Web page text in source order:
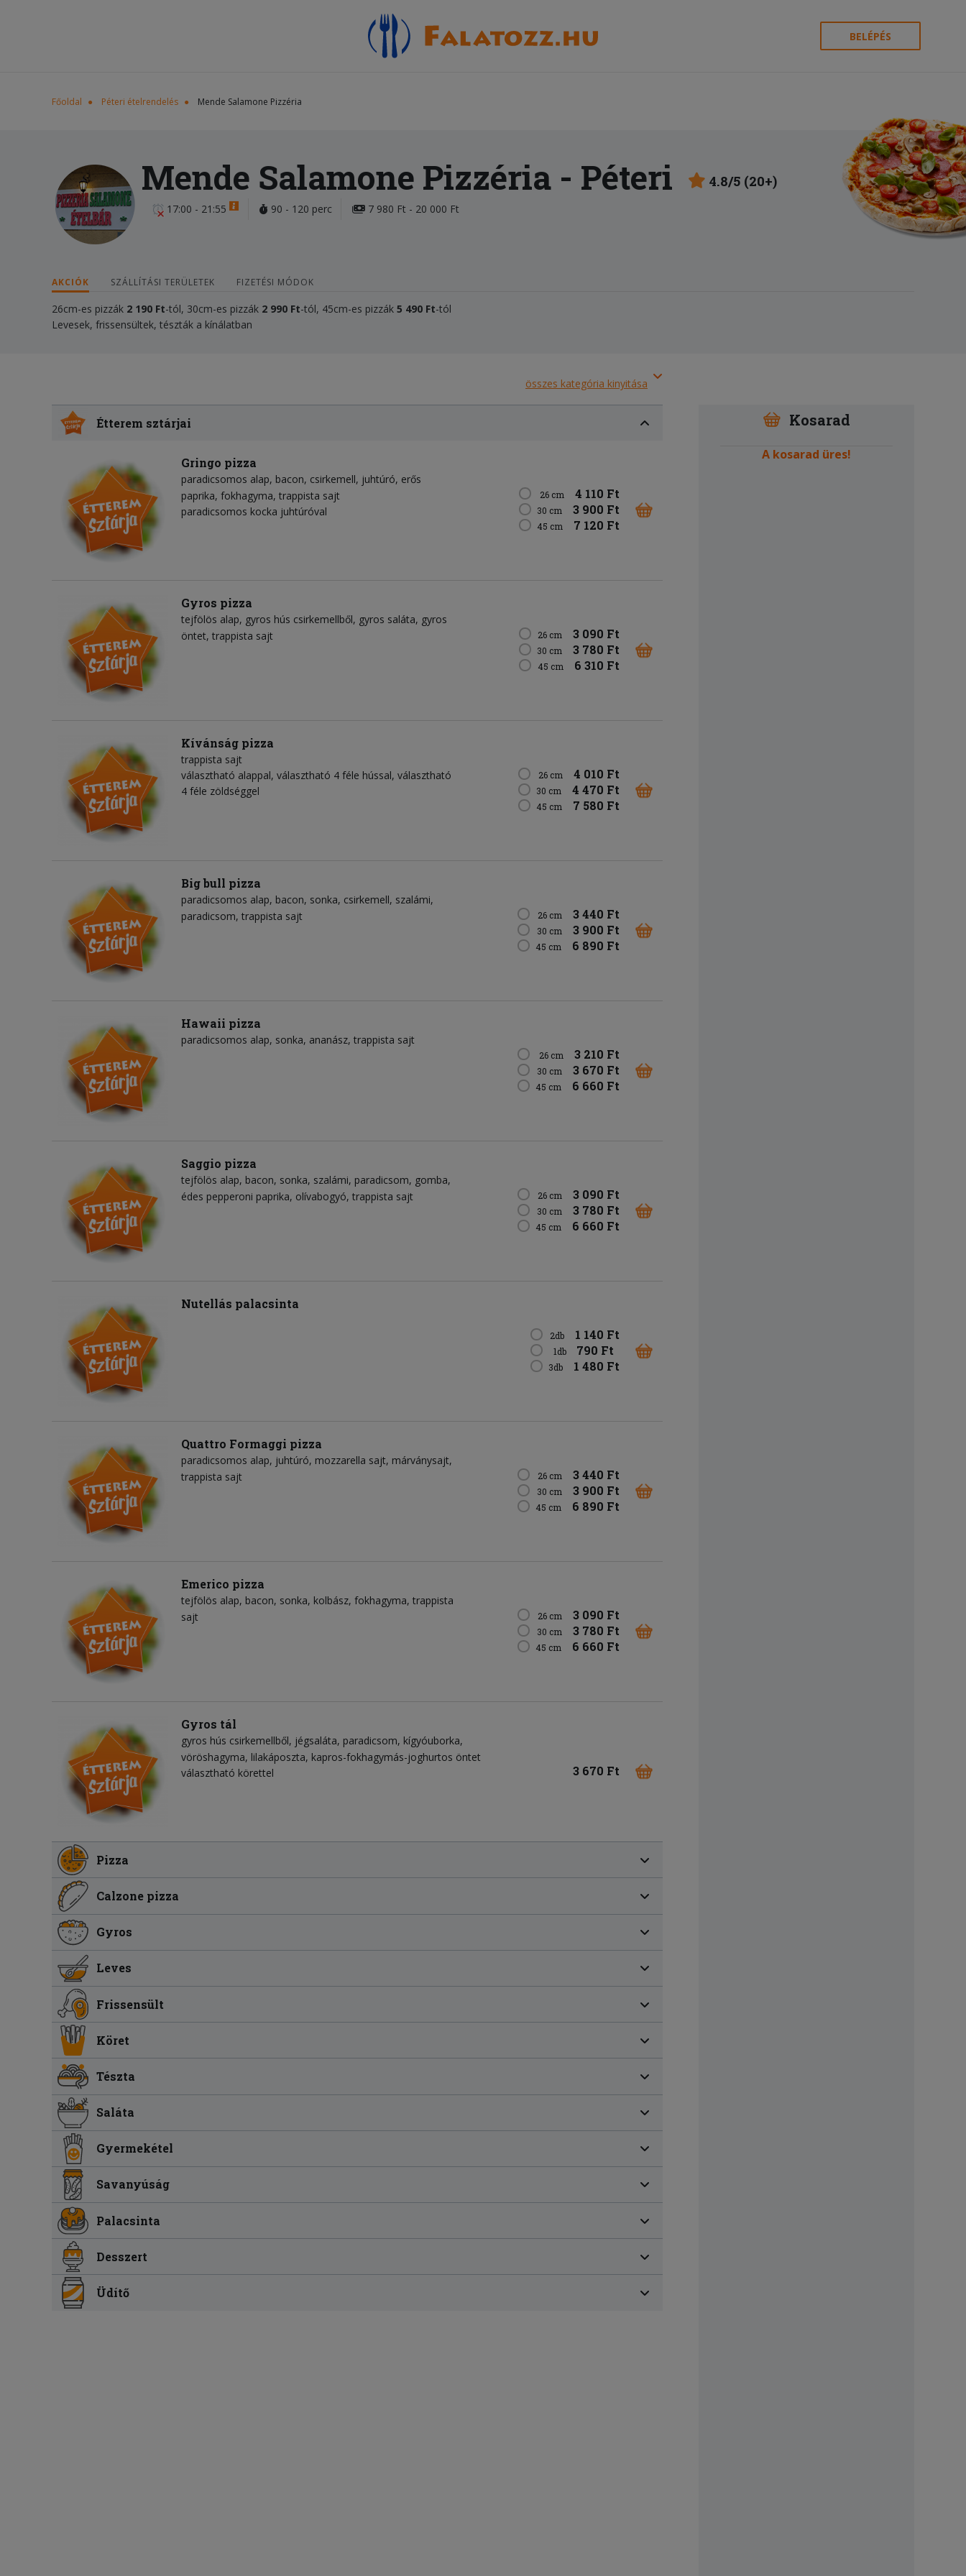
BELÉPÉS
Főoldal Péteri ételrendelés Mende Salamone Pizzéria
Mende Salamone Pizzéria - Péteri 4.8/5 (20+)
17:00 - 21:55 90 - 120 perc 7 980 Ft - 20 000 Ft
AKCIÓK SZÁLLÍTÁSI TERÜLETEK FIZETÉSI MÓDOK
26cm-es pizzák 2 190 Ft-tól, 30cm-es pizzák 2 990 Ft-tól, 45cm-es pizzák 5 490 Ft-tól
Levesek, frissensültek, tészták a kínálatban
összes kategória kinyitása
Étterem sztárjai
Gringo pizza
paradicsomos alap bacon csirkemell juhtúró erős
paprika fokhagyma trappista sajt
paradicsomos kocka juhtúróval
26 cm 4 110 Ft
30 cm 3 900 Ft
45 cm 7 120 Ft
Gyros pizza
tejfölös alap gyros hús csirkemellből gyros saláta gyros
öntet trappista sajt 26 cm 3 090 Ft
30 cm 3 780 Ft
45 cm 6 310 Ft
Kívánság pizza
trappista sajt
választható alappal, választható 4 féle hússal, választható
4 féle zöldséggel
26 cm 4 010 Ft
30 cm 4 470 Ft
45 cm 7 580 Ft
Big bull pizza
paradicsomos alap bacon sonka csirkemell szalámi
paradicsom trappista sajt 26 cm 3 440 Ft
30 cm 3 900 Ft
45 cm 6 890 Ft
Hawaii pizza
paradicsomos alap sonka ananász trappista sajt
26 cm 3 210 Ft
30 cm 3 670 Ft
45 cm 6 660 Ft
Saggio pizza
tejfölös alap bacon sonka szalámi paradicsom gomba
édes pepperoni paprika olívabogyó trappista sajt 26 cm 3 090 Ft
30 cm 3 780 Ft
45 cm 6 660 Ft
Nutellás palacsinta
2db 1 140 Ft
1db 790 Ft
3db 1 480 Ft
Quattro Formaggi pizza
paradicsomos alap juhtúró mozzarella sajt márványsajt
trappista sajt
26 cm 3 440 Ft
30 cm 3 900 Ft
45 cm 6 890 Ft
Emerico pizza
tejfölös alap bacon sonka kolbász fokhagyma trappista
sajt
26 cm 3 090 Ft
30 cm 3 780 Ft
45 cm 6 660 Ft
Gyros tál
gyros hús csirkemellből jégsaláta paradicsom kígyóuborka
vöröshagyma lilakáposzta kapros-fokhagymás-joghurtos öntet
választható körettel
3 670 Ft
Pizza
Calzone pizza
Gyros
Leves
Frissensült
Köret
Tészta
Saláta
Gyermekétel
Savanyúság
Palacsinta
Desszert
Üdítő
Kosarad
A kosarad üres!